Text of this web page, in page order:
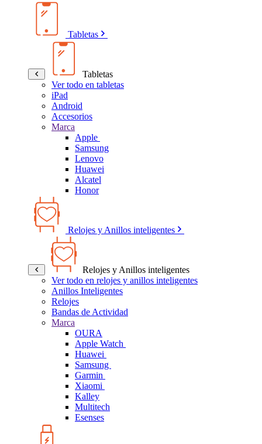
Tabletas
Tabletas
Ver todo en tabletas
iPad
Android
Accesorios
Marca
Apple
Samsung
Lenovo
Huawei
Alcatel
Honor
Relojes y Anillos inteligentes
Relojes y Anillos inteligentes
Ver todo en relojes y anillos inteligentes
Anillos Inteligentes
Relojes
Bandas de Actividad
Marca
OURA
Apple Watch
Huawei
Samsung
Garmin
Xiaomi
Kalley
Multitech
Esenses